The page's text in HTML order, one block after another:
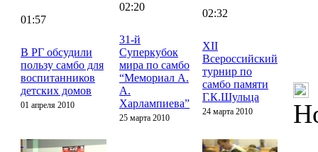
01:57
В РГ обсудили
пользу самбо для
воспитанников
детских домов
01 апреля 2010
02:20
31-й
Суперкубок
мира по самбо
“Мемориал А.
А.
Харлампиева”
25 марта 2010
02:32
XII
Всероссийский
турнир по
самбо памяти
Г.К.Шульца
24 марта 2010